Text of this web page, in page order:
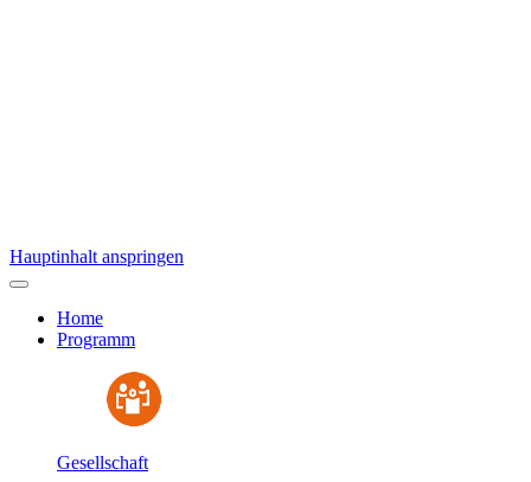
Hauptinhalt anspringen
Home
Programm
Gesellschaft